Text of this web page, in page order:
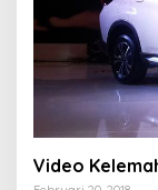
Video